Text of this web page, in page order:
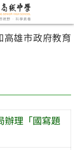
高雄市政府教育
辦理「國寫題